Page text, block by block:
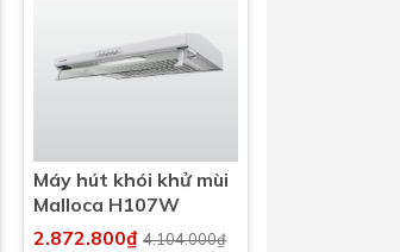
Máy hút khói khử mùi
Malloca H107W
2.872.800₫4.104.000₫